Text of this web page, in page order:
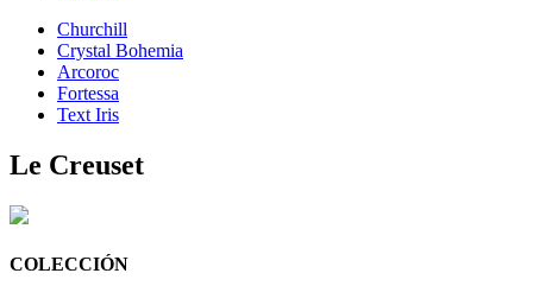
Churchill
Crystal Bohemia
Arcoroc
Fortessa
Text Iris
Le Creuset
COLECCIÓN